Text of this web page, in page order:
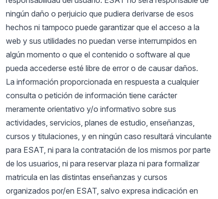
ningún daño o perjuicio que pudiera derivarse de esos
hechos ni tampoco puede garantizar que el acceso a la
web y sus utilidades no puedan verse interrumpidos en
algún momento o que el contenido o software al que
pueda accederse esté libre de error o de causar daños.
La información proporcionada en respuesta a cualquier
consulta o petición de información tiene carácter
meramente orientativo y/o informativo sobre sus
actividades, servicios, planes de estudio, enseñanzas,
cursos y titulaciones, y en ningún caso resultará vinculante
para ESAT, ni para la contratación de los mismos por parte
de los usuarios, ni para reservar plaza ni para formalizar
matricula en las distintas enseñanzas y cursos
organizados por/en ESAT, salvo expresa indicación en